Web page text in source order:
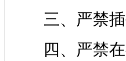
三、严禁
四、严禁